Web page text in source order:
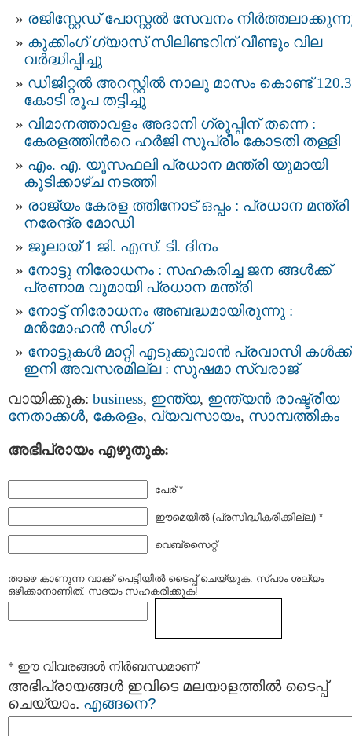
രജിസ്റ്റേഡ് പോസ്റ്റല്‍ സേവനം
കുക്കിംഗ് ഗ്യാസ് സിലിണ്ടറിന് വീണ്ടും വില
വര്‍ദ്ധിപ്പിച്ചു
ഡിജിറ്റല്‍ അറസ്റ്റില്‍ നാലു മാസം കൊണ്ട് 120.3
കോടി രൂപ തട്ടിച്ചു
വിമാനത്താവളം അദാനി ഗ്രൂപ്പിന് തന്നെ :
കേരളത്തിന്‍റെ ഹർജി സുപ്രീം കോടതി തള്ളി
എം. എ. യൂസഫലി പ്രധാന മന്ത്രി യുമായി
കൂടിക്കാഴ്ച നടത്തി
രാജ്യം കേരള ത്തിനോട് ഒപ്പം : പ്രധാന മന്ത്രി
നരേന്ദ്ര മോഡി
ജൂലായ് 1 ജി. എസ്. ടി. ദിനം
നോട്ടു നിരോധനം : സഹകരിച്ച ജന ങ്ങൾക്ക്
പ്രണാമ വുമായി പ്രധാന മന്ത്രി
നോട്ട്​ നിരോധനം അബദ്ധമായിരുന്നു :
മന്‍മോഹന്‍ സിംഗ്
നോട്ടുകള്‍ മാറ്റി എടുക്കുവാന്‍ പ്രവാസി കള്‍ക്ക്
ഇനി അവസരമില്ല : സുഷമാ സ്വരാജ്
വായിക്കുക: business, ഇന്ത്യ, ഇന്ത്യന്‍ രാഷ്ട്രീയ
നേതാക്കള്‍, കേരളം, വ്യവസായം, സാമ്പത്തികം
അഭിപ്രായം എഴുതുക:
പേര് *
ഈമെയില്‍ (പ്രസിദ്ധീകരിക്കില്ല) *
വെബ്സൈറ്റ്
താഴെ കാണുന്ന വാക്ക് പെട്ടിയില്‍ ടൈപ്പ്‌ ചെയ്യുക. സ്പാം ശല്യം
ഒഴിക്കാനാണിത്. സദയം സഹകരിക്കുക!
* ഈ വിവരങ്ങള്‍ നിര്‍ബന്ധമാണ്
അഭിപ്രായങ്ങള്‍ ഇവിടെ മലയാളത്തില്‍ ടൈപ്പ്
ചെയ്യാം. എങ്ങനെ?